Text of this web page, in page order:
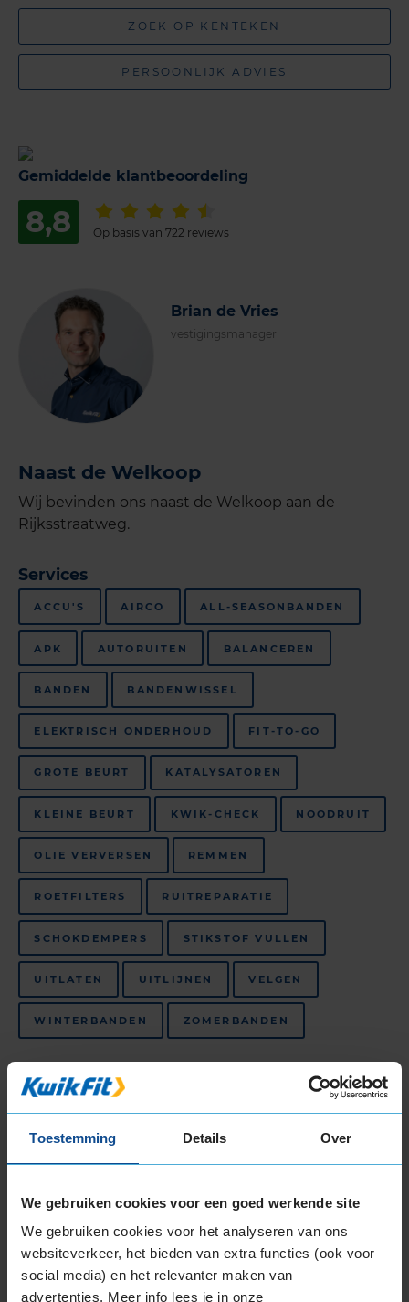
Toestemming Details Over
We gebruiken cookies voor een goed werkende site
We gebruiken cookies voor het analyseren van ons
websiteverkeer, het bieden van extra functies (ook voor
social media) en het relevanter maken van
advertenties. Meer info lees je in onze
ZOEK OP KENTEKEN
PERSOONLIJK ADVIES
Gemiddelde klantbeoordeling
8,8 Op basis van 722 reviews
Brian de Vries
vestigingsmanager
Naast de Welkoop
Wij bevinden ons naast de Welkoop aan de
Rijksstraatweg.
Services
ACCU'S AIRCO ALL-SEASONBANDEN
APK AUTORUITEN BALANCEREN
BANDEN BANDENWISSEL
ELEKTRISCH ONDERHOUD FIT-TO-GO
GROTE BEURT KATALYSATOREN
KLEINE BEURT KWIK-CHECK NOODRUIT
OLIE VERVERSEN REMMEN
ROETFILTERS RUITREPARATIE
SCHOKDEMPERS STIKSTOF VULLEN
UITLATEN UITLIJNEN VELGEN
WINTERBANDEN ZOMERBANDEN
Niet beschikbaar in dit filiaal, maar wel
beschikbaar bij andere filialen
DISTRIBUTIERIEM MERKBEURT
Bekijk al onzeautogarages in de regio Heemskerk